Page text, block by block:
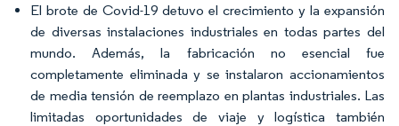
El brote de Covid-19 detuvo el crecimiento y la expansión
de diversas instalaciones industriales en todas partes del
mundo. Además, la fabricación no esencial fue
completamente eliminada y se instalaron accionamientos
de media tensión de reemplazo en plantas industriales. Las
limitadas oportunidades de viaje y logística también